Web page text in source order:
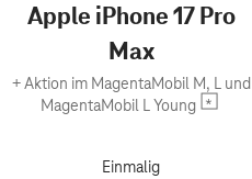
Apple iPhone 17 Pro
Max
+Aktion im MagentaMobil M, L und
MagentaMobil L Young
Einmalig